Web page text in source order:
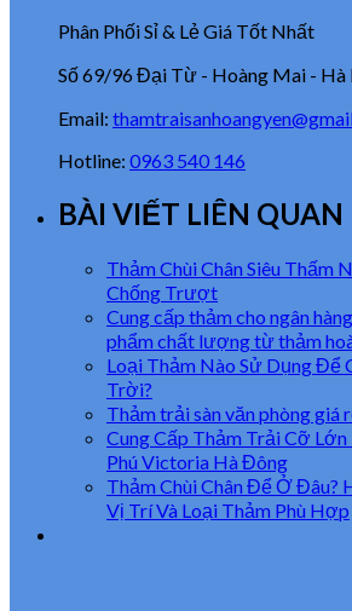
Phân Phối Sỉ & Lẻ Giá Tốt Nhất
Số 69/96 Đại Từ - Hoàng Mai - Hà
Email:
Hotline: 0963 540 146
BÀI VIẾT LIÊN QUAN
Thảm Chùi Chân Siêu Thấm
Chống Trượt
Cung cấp thảm cho ngân
phẩm chất lượng từ thảm
Loại Thảm Nào Sử Dụng Để
Trời?
Thảm trải sàn văn phòng giá
Cung Cấp Thảm Trải Cỡ
Phú Victoria Hà Đông
Thảm Chùi Chân Để Ở Đâu?
Vị Trí Và Loại Thảm Phù Hợp